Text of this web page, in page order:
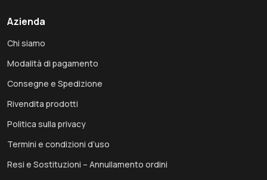
Azienda
Chi siamo
Modalità di pagamento
Consegne e Spedizione
Rivendita prodotti
Politica sulla privacy
Termini e condizioni d’uso
Resi e Sostituzioni – Annullamento ordini